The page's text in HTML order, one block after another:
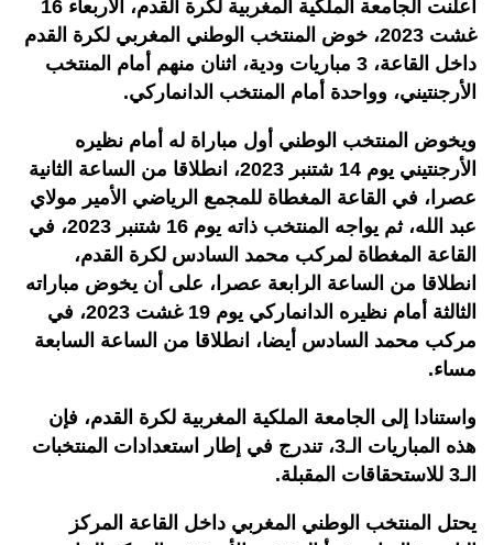
أعلنت الجامعة الملكية المغربية لكرة القدم، الأربعاء 16
غشت 2023، خوض المنتخب الوطني المغربي لكرة القدم
داخل القاعة، 3 مباريات ودية، اثنان منهم أمام المنتخب
الأرجنتيني، وواحدة أمام المنتخب الدانماركي.
ويخوض المنتخب الوطني أول مباراة له أمام نظيره
الأرجنتيني يوم 14 شتنبر 2023، انطلاقا من الساعة الثانية
عصرا، في القاعة المغطاة للمجمع الرياضي الأمير مولاي
عبد الله، ثم يواجه المنتخب ذاته يوم 16 شتنبر 2023، في
القاعة المغطاة لمركب محمد السادس لكرة القدم،
انطلاقا من الساعة الرابعة عصرا، على أن يخوض مباراته
الثالثة أمام نظيره الدانماركي يوم 19 غشت 2023، في
مركب محمد السادس أيضا، انطلاقا من الساعة السابعة
مساء.
واستنادا إلى الجامعة الملكية المغربية لكرة القدم، فإن
هذه المباريات الـ3، تندرج في إطار استعدادات المنتخبات
الـ3 للاستحقاقات المقبلة.
يحتل المنتخب الوطني المغربي داخل القاعة المركز